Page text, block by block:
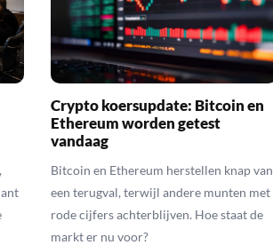
Crypto koersupdate: Bitcoin en
Ethereum worden getest
vandaag
Bitcoin en Ethereum herstellen knap van
een terugval, terwijl andere munten met
rode cijfers achterblijven. Hoe staat de
markt er nu voor?